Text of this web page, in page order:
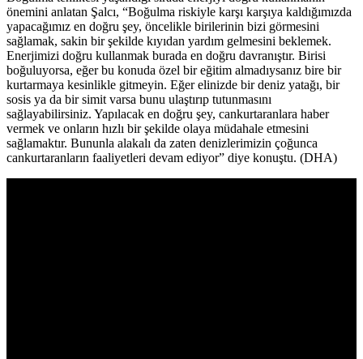
önemini anlatan Şalcı, “Boğulma riskiyle karşı karşıya kaldığımızda
yapacağımız en doğru şey, öncelikle birilerinin bizi görmesini
sağlamak, sakin bir şekilde kıyıdan yardım gelmesini beklemek.
Enerjimizi doğru kullanmak burada en doğru davranıştır. Birisi
boğuluyorsa, eğer bu konuda özel bir eğitim almadıysanız bire bir
kurtarmaya kesinlikle gitmeyin. Eğer elinizde bir deniz yatağı, bir
sosis ya da bir simit varsa bunu ulaştırıp tutunmasını
sağlayabilirsiniz. Yapılacak en doğru şey, cankurtaranlara haber
vermek ve onların hızlı bir şekilde olaya müdahale etmesini
sağlamaktır. Bununla alakalı da zaten denizlerimizin çoğunca
cankurtaranların faaliyetleri devam ediyor” diye konuştu. (DHA)